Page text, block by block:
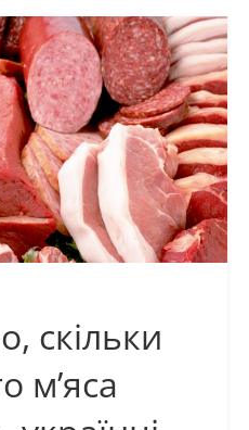
скільки
м’яса